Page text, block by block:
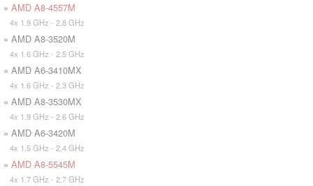
» AMD A8-4557M
4x 1.9 GHz - 2.8 GHz
» AMD A8-3520M
4x 1.6 GHz - 2.5 GHz
» AMD A6-3410MX
4x 1.6 GHz - 2.3 GHz
» AMD A8-3530MX
4x 1.9 GHz - 2.6 GHz
» AMD A6-3420M
4x 1.5 GHz - 2.4 GHz
» AMD A8-5545M
4x 1.7 GHz - 2.7 GHz